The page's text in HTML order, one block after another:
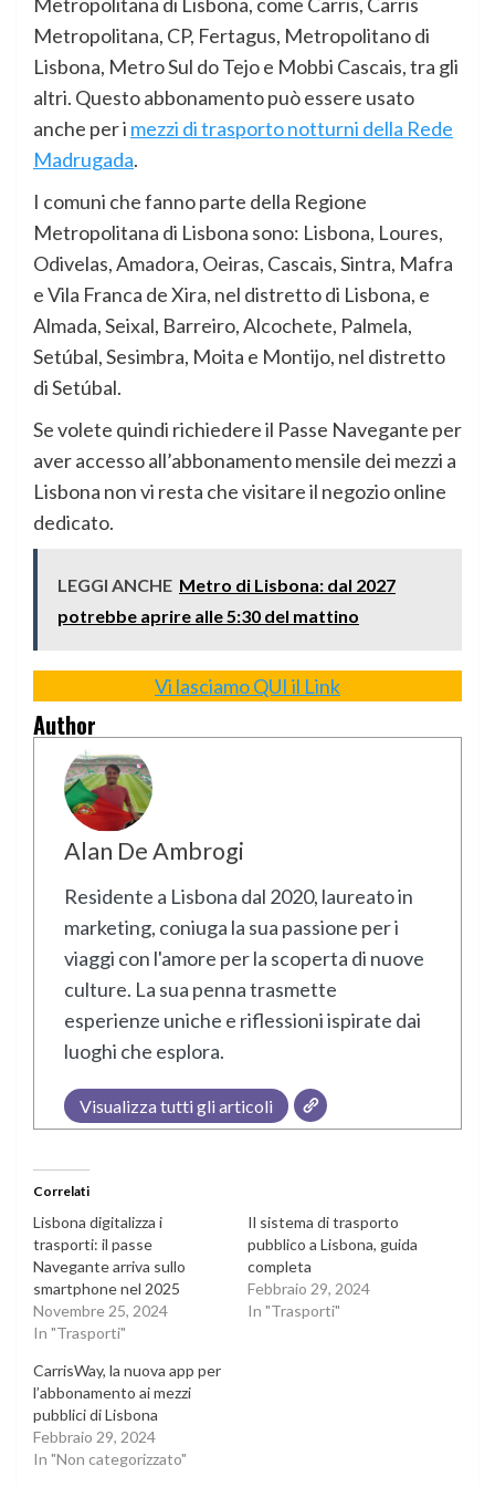
Metropolitana, CP, Fertagus, Metropolitano di
Lisbona, Metro Sul do Tejo e Mobbi Cascais, tra gli
altri. Questo abbonamento può essere usato
anche per i mezzi di trasporto notturni della Rede
Madrugada.
I comuni che fanno parte della Regione
Metropolitana di Lisbona sono: Lisbona, Loures,
Odivelas, Amadora, Oeiras, Cascais, Sintra, Mafra
e Vila Franca de Xira, nel distretto di Lisbona, e
Almada, Seixal, Barreiro, Alcochete, Palmela,
Setúbal, Sesimbra, Moita e Montijo, nel distretto
di Setúbal.
Se volete quindi richiedere il Passe Navegante per
aver accesso all’abbonamento mensile dei mezzi a
Lisbona non vi resta che visitare il negozio online
dedicato.
LEGGI ANCHE Metro di Lisbona: dal 2027
potrebbe aprire alle 5:30 del mattino
Vi lasciamo QUI il Link
Author
Alan De Ambrogi
Residente a Lisbona dal 2020, laureato in
marketing, coniuga la sua passione per i
viaggi con l'amore per la scoperta di nuove
culture. La sua penna trasmette
esperienze uniche e riflessioni ispirate dai
luoghi che esplora.
Visualizza tutti gli articoli
Correlati
Lisbona digitalizza i
trasporti: il passe
Navegante arriva sullo
smartphone nel 2025
Novembre 25, 2024
In "Trasporti"
Il sistema di trasporto
pubblico a Lisbona, guida
completa
Febbraio 29, 2024
In "Trasporti"
CarrisWay, la nuova app per
l’abbonamento ai mezzi
pubblici di Lisbona
Febbraio 29, 2024
In "Non categorizzato"